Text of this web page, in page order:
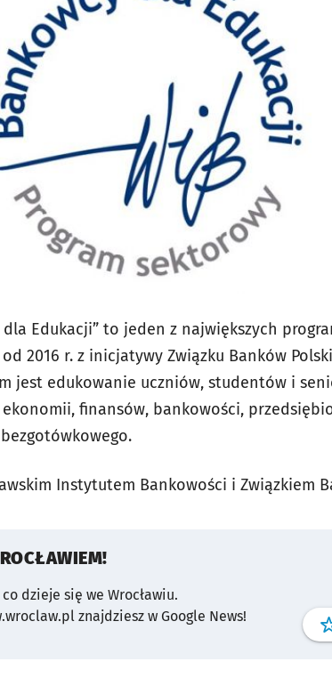
dla Edukacji” to jeden z największych
2016 r. z inicjatywy Związku Banków
jest edukowanie uczniów, studentów i
finansów, bankowości,
Instytutem Bankowości i Związkiem
dzieje się we Wrocławiu.
znajdziesz w Google News!